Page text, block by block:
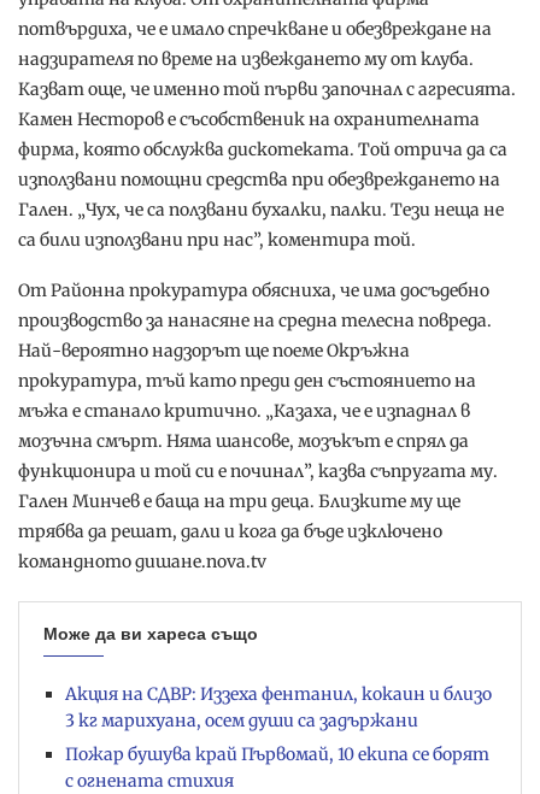
потвърдиха, че е имало спречкване и обезвреждане на
надзирателя по време на извеждането му от клуба.
Казват още, че именно той първи започнал с агресията.
Камен Несторов е съсобственик на охранителната
фирма, която обслужва дискотеката. Той отрича да са
използвани помощни средства при обезвреждането на
Гален. „Чух, че са ползвани бухалки, палки. Тези неща не
са били използвани при нас”, коментира той.
От Районна прокуратура обясниха, че има досъдебно
производство за нанасяне на средна телесна повреда.
Най-вероятно надзорът ще поеме Окръжна
прокуратура, тъй като преди ден състоянието на
мъжа е станало критично. „Казаха, че е изпаднал в
мозъчна смърт. Няма шансове, мозъкът е спрял да
функционира и той си е починал”, казва съпругата му.
Гален Минчев е баща на три деца. Близките му ще
трябва да решат, дали и кога да бъде изключено
командното дишане.nova.tv
Може да ви хареса също
Акция на СДВР: Иззеха фентанил, кокаин и близо
3 кг марихуана, осем души са задържани
Пожар бушува край Първомай, 10 екипа се борят
с огнената стихия